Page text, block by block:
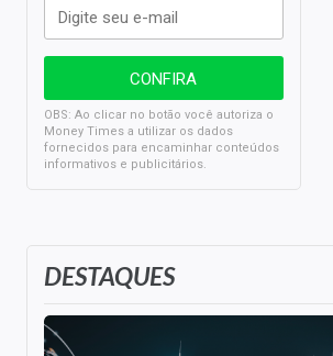
DESTAQUES
OBS: Ao clicar no botão você autoriza o
Money Times a utilizar os dados
fornecidos para encaminhar conteúdos
informativos e publicitários.